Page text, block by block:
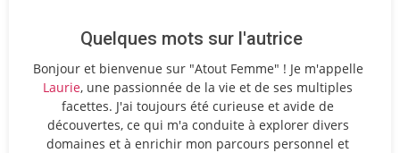
Quelques mots sur l'autrice
Bonjour et bienvenue sur "Atout Femme" ! Je m'appelle
Laurie, une passionnée de la vie et de ses multiples
facettes. J'ai toujours été curieuse et avide de
découvertes, ce qui m'a conduite à explorer divers
domaines et à enrichir mon parcours personnel et